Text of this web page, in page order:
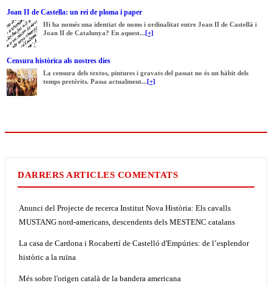
Joan II de Castella: un rei de ploma i paper
Hi ha només una identiat de noms i ordinalitat entre Joan II de Castellà i
Joan II de Catalunya? En aquest...[+]
Censura històrica als nostres dies
La censura dels textos, pintures i gravats del passat no és un hàbit dels
temps pretèrits. Passa actualment...[+]
DARRERS ARTICLES COMENTATS
Anunci del Projecte de recerca Institut Nova Història: Els cavalls
MUSTANG nord-americans, descendents dels MESTENC catalans
La casa de Cardona i Rocabertí de Castelló d'Empúries: de l’esplendor
històric a la ruïna
Més sobre l'origen català de la bandera americana